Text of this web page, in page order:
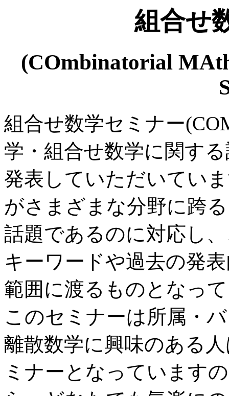
組合せ
(COmbinatorial
組合せ数学セミナー
学・組合せ数学に関す
発表していただいてい
がさまざまな分野に跨
話題であるのに対応し
キーワードや過去の発
範囲に渡るものとなっ
このセミナーは所属・
離散数学に興味のある
ミナーとなっています